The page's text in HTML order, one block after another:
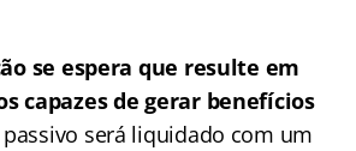
se espera que resulte em
capazes de gerar benefícios
passivo será liquidado com um